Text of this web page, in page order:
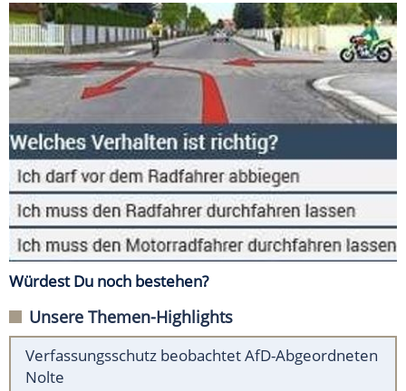
Würdest Du noch bestehen?
Unsere Themen-Highlights
Verfassungsschutz beobachtet AfD-Abgeordneten
Nolte